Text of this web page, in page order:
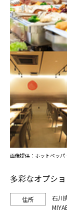
多彩なオプシ
石川
画像提供：ホットペッパ